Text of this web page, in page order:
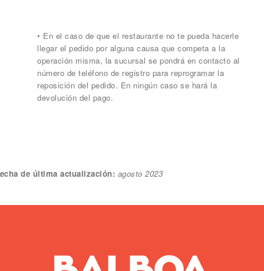
• En el caso de que el restaurante no te pueda hacerle
llegar el pedido por alguna causa que competa a la
operación misma, la sucursal se pondrá en contacto al
número de teléfono de registro para reprogramar la
reposición del pedido. En ningún caso se hará la
devolución del pago.
de última actualización: agosto 2023